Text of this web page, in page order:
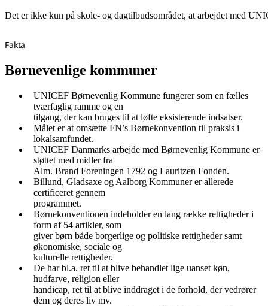
Det er ikke kun på skole- og dagtilbudsområdet, at arbejdet med
Fakta
Børnevenlige kommuner
UNICEF Børnevenlig Kommune fungerer som en fælles
tværfaglig ramme og en
tilgang, der kan bruges til at løfte eksisterende indsatser.
Målet er at omsætte FN’s Børnekonvention til praksis i
lokalsamfundet.
UNICEF Danmarks arbejde med Børnevenlig Kommune er
støttet med midler fra
Alm. Brand Foreningen 1792 og Lauritzen Fonden.
Billund, Gladsaxe og Aalborg Kommuner er allerede
certificeret gennem
programmet.
Børnekonventionen indeholder en lang række rettigheder i
form af 54 artikler, som
giver børn både borgerlige og politiske rettigheder samt
økonomiske, sociale og
kulturelle rettigheder.
De har bl.a. ret til at blive behandlet lige uanset køn,
hudfarve, religion eller
handicap, ret til at blive inddraget i de forhold, der vedrører
dem og deres liv mv.